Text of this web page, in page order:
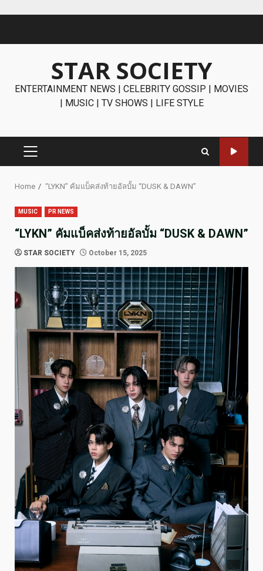
STAR SOCIETY
ENTERTAINMENT NEWS | CELEBRITY GOSSIP | MOVIES
| MUSIC | TV SHOWS | LIFE STYLE
PRIMARY
Home “LYKN” คัมแบ็คส่งท้ายอัลบั้ม “DUSK & DAWN”
MUSIC PR NEWS
“LYKN” คัมแบ็คส่งท้ายอัลบั้ม “DUSK & DAWN”
STAR SOCIETY October 15, 2025